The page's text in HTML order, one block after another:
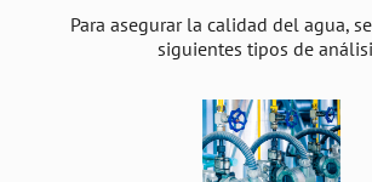
Para asegurar la calidad del agua,
siguientes tipos de